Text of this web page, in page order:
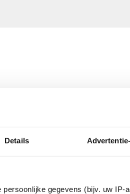
Details
persoonlijke gegevens (bijv. uw IP-